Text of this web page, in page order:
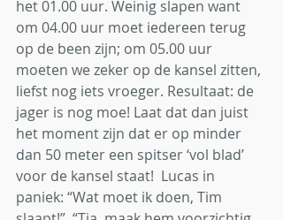
het 01.00 uur. Weinig slapen want
om 04.00 uur moet iedereen terug
op de been zijn; om 05.00 uur
moeten we zeker op de kansel zitten,
liefst nog iets vroeger. Resultaat: de
jager is nog moe! Laat dat dan juist
het moment zijn dat er op minder
dan 50 meter een spitser ‘vol blad’
voor de kansel staat!  Lucas in
paniek: “Wat moet ik doen, Tim